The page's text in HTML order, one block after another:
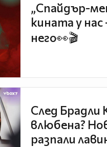
„Спайдър-
кината у
него👀🎬
След
влюбена?
разпали